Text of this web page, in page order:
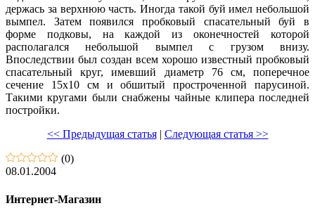
держась за верхнюю часть. Иногда такой буй имел небольшой
вымпел. Затем появился пробковый спасательный буй в
форме подковы, на каждой из оконечностей которой
располагался небольшой вымпел с грузом внизу.
Впоследствии был создан всем хорошо известный пробковый
спасательный круг, имевший диаметр 76 см, поперечное
сечение 15x10 см и обшитый простроченной парусиной.
Такими кругами были снабжены чайные клипера последней
постройки.
<< Предыдущая статья| Следующая статья >>
(0)
08.01.2004
Интернет-Магазин